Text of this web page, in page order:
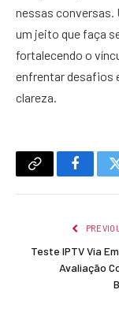
nessas conversas.
um jeito que faça
fortalecendo o
enfrentar desafios
clareza.
Copy
Teste IPTV Via
Avaliação